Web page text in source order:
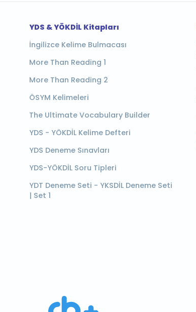
YDS & YÖKDİL Kitapları
İngilizce Kelime Bulmacası
More Than Reading 1
More Than Reading 2
ÖSYM Kelimeleri
The Ultimate Vocabulary Builder
YDS - YÖKDİL Kelime Defteri
YDS Deneme Sınavları
YDS-YÖKDİL Soru Tipleri
YDT Deneme Seti - YKSDİL Deneme Seti
| Set 1